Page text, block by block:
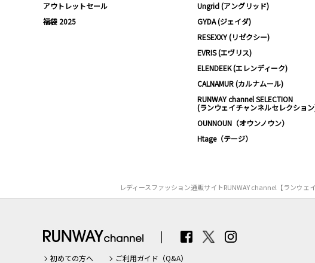
アウトレットセール
福袋 2025
Ungrid (アングリッド)
GYDA (ジェイダ)
RESEXXY (リゼクシー)
EVRIS (エヴリス)
ELENDEEK (エレンディーク)
CALNAMUR (カルナムール)
RUNWAY channel SELECTION
(ランウェイチャンネルセレクショ
OUNNOUN（オウンノウン）
Htage（テージ）
レディースファッション通販サイトRUNWAY channel【ランウ
初めての方へ ご利用ガイド（Q&A）